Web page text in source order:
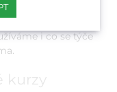
online hodinách
stránky a
i co se týče
kurzy